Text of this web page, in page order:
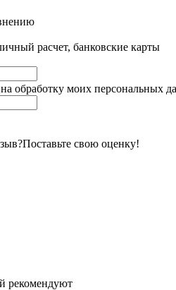
расчет, банковские карты
обработку моих персональных
Поставьте свою оценку!
рекомендуют